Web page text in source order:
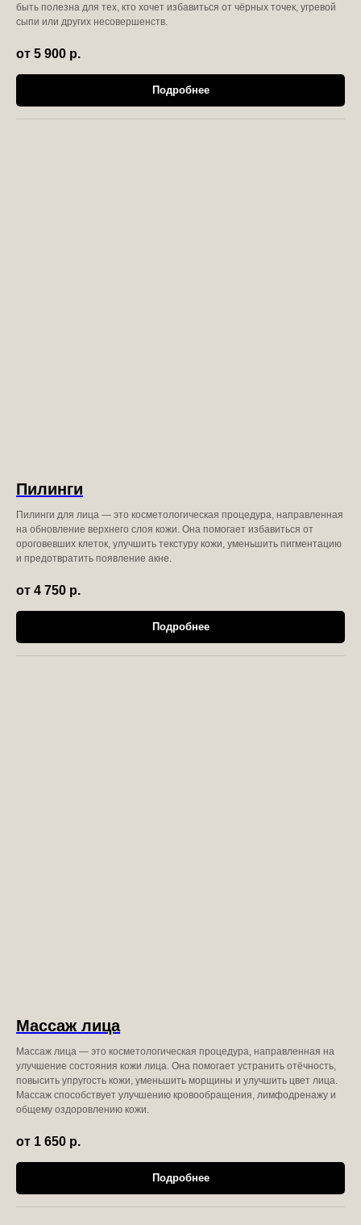
быть полезна для тех, кто хочет избавиться от чёрных точек, угревой
сыпи или других несовершенств.
от 5 900 р.
Подробнее
Пилинги
Пилинги для лица — это косметологическая процедура, направленная
на обновление верхнего слоя кожи. Она помогает избавиться от
ороговевших клеток, улучшить текстуру кожи, уменьшить пигментацию
и предотвратить появление акне.
от 4 750 р.
Подробнее
Массаж лица
Массаж лица — это косметологическая процедура, направленная на
улучшение состояния кожи лица. Она помогает устранить отёчность,
повысить упругость кожи, уменьшить морщины и улучшить цвет лица.
Массаж способствует улучшению кровообращения, лимфодренажу и
общему оздоровлению кожи.
от 1 650 р.
Подробнее